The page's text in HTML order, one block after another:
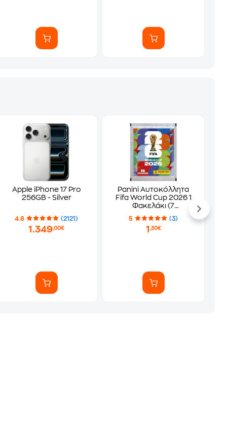
Apple iPhone 17 Pro
256GB - Silver
4.8 (2121)
1.349,00€
Panini Αυτοκόλλητα
Fifa World Cup 2026 1
Φακελάκι (7
Αυτοκόλλητα)
5 (3)
1 ,30€